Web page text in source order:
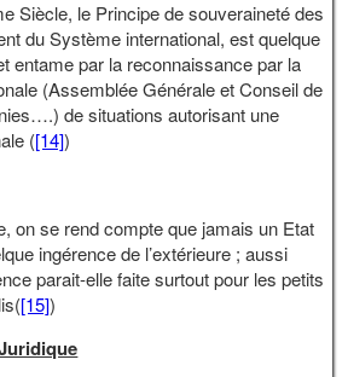
Siècle, le Principe de souveraineté des
du Système international, est quelque
entame par la reconnaissance par la
(Assemblée Générale et Conseil de
de situations autorisant une
([14])
on se rend compte que jamais un Etat
ingérence de l’extérieure ; aussi
parait-elle faite surtout pour les petits
[15])